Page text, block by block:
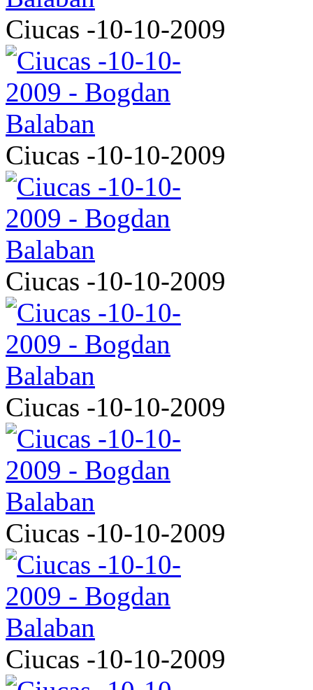
Ciucas -10-10-2009
Ciucas -10-10-2009
Ciucas -10-10-2009
Ciucas -10-10-2009
Ciucas -10-10-2009
Ciucas -10-10-2009